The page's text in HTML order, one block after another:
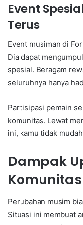
Event
Terus
Event musiman di
Dia dapat
spesial. Beragam
seluruhnya hanya
Partisipasi pemain
komunitas. Lewat
ini, kamu tidak
Dampak
Komunitas
Perubahan musim
Situasi ini membuat